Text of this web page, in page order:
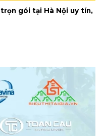
gói tại Hà Nội uy tín,